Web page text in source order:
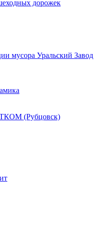
дорожек
мусора Уральский Завод
(Рубцовск)